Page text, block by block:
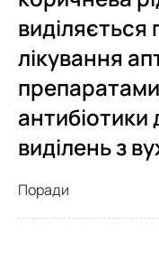
виділяється
лікування
антибіотики
виділень з
Поради